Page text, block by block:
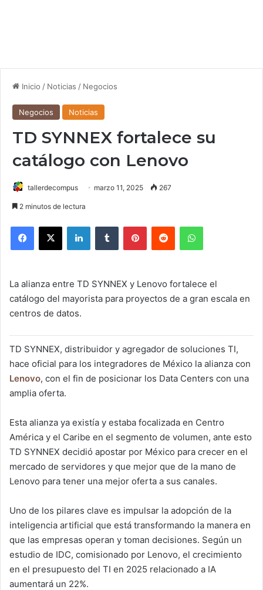
Inicio / Noticias / Negocios
Negocios Noticias
TD SYNNEX fortalece su
catálogo con Lenovo
tallerdecompus marzo 11, 2025 267
2 minutos de lectura
La alianza entre TD SYNNEX y Lenovo fortalece el
catálogo del mayorista para proyectos de a gran escala en
centros de datos.
TD SYNNEX, distribuidor y agregador de soluciones TI,
hace oficial para los integradores de México la alianza con
Lenovo, con el fin de posicionar los Data Centers con una
amplia oferta.
Esta alianza ya existía y estaba focalizada en Centro
América y el Caribe en el segmento de volumen, ante esto
TD SYNNEX decidió apostar por México para crecer en el
mercado de servidores y que mejor que de la mano de
Lenovo para tener una mejor oferta a sus canales.
Uno de los pilares clave es impulsar la adopción de la
inteligencia artificial que está transformando la manera en
que las empresas operan y toman decisiones. Según un
estudio de IDC, comisionado por Lenovo, el crecimiento
en el presupuesto del TI en 2025 relacionado a IA
aumentará un 22%.